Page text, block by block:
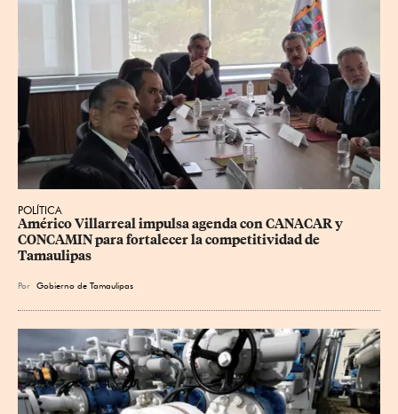
POLÍTICA
Américo Villarreal impulsa agenda con CANACAR y
CONCAMIN para fortalecer la competitividad de
Tamaulipas
Por Gobierno de Tamaulipas